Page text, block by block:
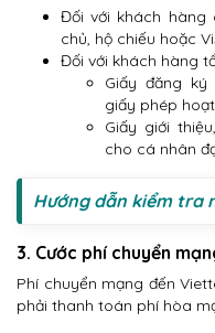
Đối với khách hàng
chủ, hộ chiếu hoặc
Đối với khách hàng
Giấy đăng
giấy phép
Giấy giới
cho cá nhân
Hướng dẫn kiểm tra
3. Cước phí chuyển
Phí chuyển mạng đến
phải thanh toán phí hòa